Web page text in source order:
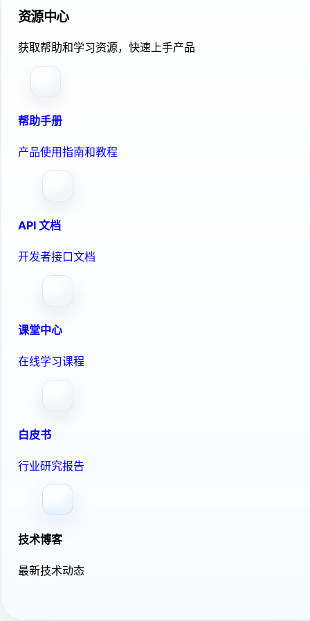
资源中心
获取帮助和学习资源，快速上手产品
帮助手册
产品使用指南和教程
API 文档
开发者接口文档
课堂中心
在线学习课程
白皮书
行业研究报告
技术博客
最新技术动态